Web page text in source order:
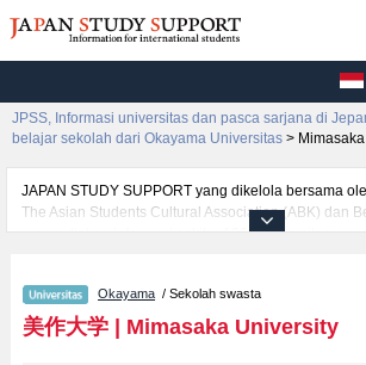
JPSS, Informasi universitas dan pasca sarjana di
belajar sekolah dari Okayama Universitas >
JAPAN STUDY SUPPORT yang dikelola bersama
The Asian Students Cultural Association (ABK) dan
menyediakan informasi sekitar 1300 universitas,
informasi per fakultas seperti Fakultas Human Life
informasi yang berguna bagi mahasiswa(i)
untuk jumlah pendaftar dan jumlah kelulusan ujian
Okayama / Sekolah swasta
美作大学| Mimasaka University